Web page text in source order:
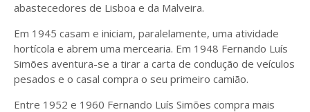
abastecedores de Lisboa e da Malveira.
Em 1945 casam e iniciam, paralelamente, uma atividade
hortícola e abrem uma mercearia. Em 1948 Fernando Luís
Simões aventura-se a tirar a carta de condução de veículos
pesados e o casal compra o seu primeiro camião.
Entre 1952 e 1960 Fernando Luís Simões compra mais